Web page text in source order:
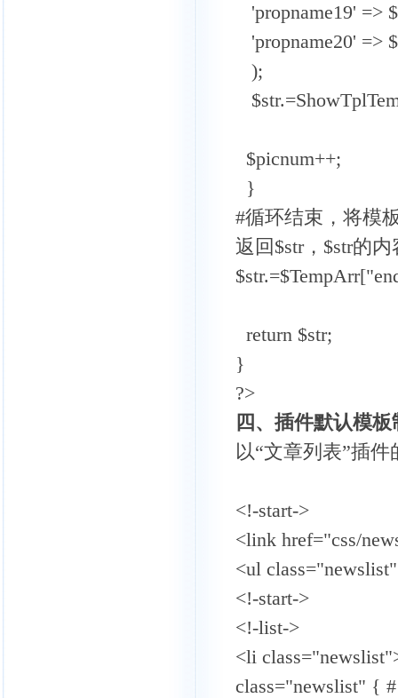
'propname19' =>
'propname20' =>
);
$picnum++;
}
#循环结束，将模
返回$str，$str的
return $str;
}
?>
四、插件默认模板
以“文章列表”插
<!-start->
<link href="css/
<ul
<!-start->
<!-list->
<li
class="newslist" {